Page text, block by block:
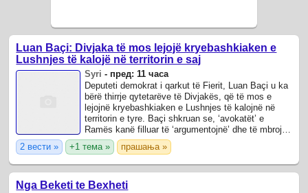
Luan Baçi: Divjaka të mos lejojë kryebashkiaken e
Lushnjes të kalojë në territorin e saj
Syri - пред: 11 часа
Deputeti demokrat i qarkut të Fierit, Luan Baçi u ka
bërë thirrje qytetarëve të Divjakës, që të mos e
lejojnë kryebashkiaken e Lushnjes të kalojnë në
territorin e tyre. Baçi shkruan se, ‘avokatët’ e
Ramës kanë filluar të ‘argumentojnë’ dhe të mbrojnë
turpin pa pasur turp fare’.
2 вести » +1 тема » прашања »
Nga Beketi te Bexheti